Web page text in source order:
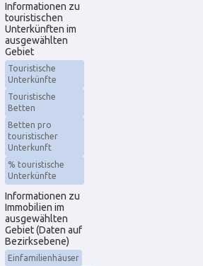
Informationen zu
touristischen
Unterkünften im
ausgewählten
Gebiet
Touristische
Unterkünfte
Touristische
Betten
Betten pro
touristischer
Unterkunft
% touristische
Unterkünfte
Informationen zu
Immobilien im
ausgewählten
Gebiet (Daten auf
Bezirksebene)
Einfamilienhäuser